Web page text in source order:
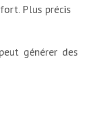
Plus précis
générer des